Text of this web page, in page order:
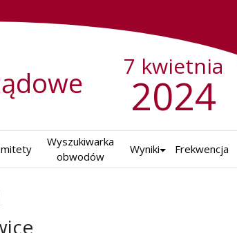
2024
7 kwietnia
Wyszukiwarka
obwodów
Wyniki Frekwencja